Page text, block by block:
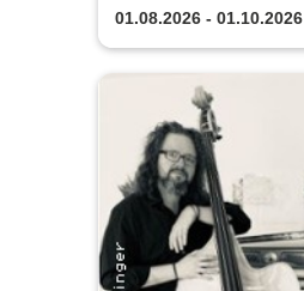
Geschenktickets
01.08.2026 - 01.10.2026